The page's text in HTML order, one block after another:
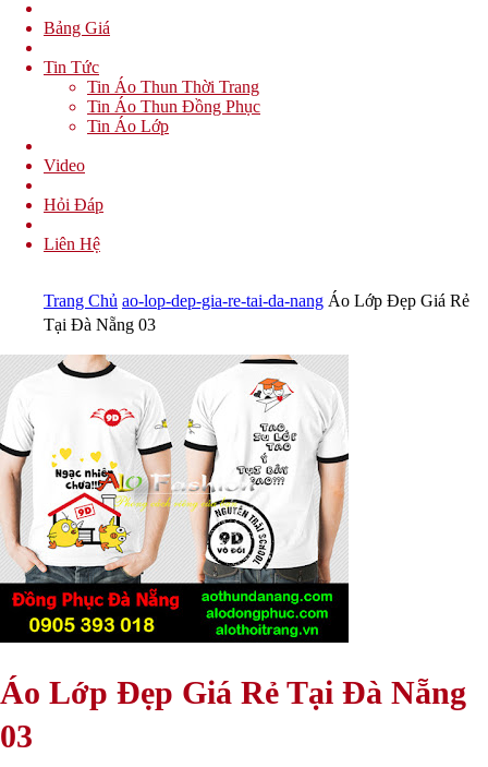
Bảng Giá
Tin Tức
Tin Áo Thun Thời Trang
Tin Áo Thun Đồng Phục
Tin Áo Lớp
Video
Hỏi Đáp
Liên Hệ
Trang Chủ ao-lop-dep-gia-re-tai-da-nang Áo Lớp Đẹp Giá Rẻ
Tại Đà Nẵng 03
Áo Lớp Đẹp Giá Rẻ Tại Đà Nẵng
03